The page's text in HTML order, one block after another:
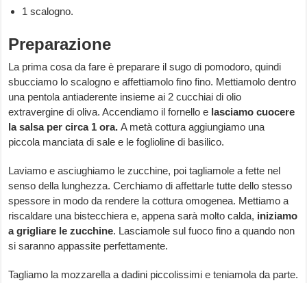
1 scalogno.
Preparazione
La prima cosa da fare è preparare il sugo di pomodoro, quindi
sbucciamo lo scalogno e affettiamolo fino fino. Mettiamolo dentro
una pentola antiaderente insieme ai 2 cucchiai di olio
extravergine di oliva. Accendiamo il fornello e lasciamo cuocere
la salsa per circa 1 ora. A metà cottura aggiungiamo una
piccola manciata di sale e le foglioline di basilico.
Laviamo e asciughiamo le zucchine, poi tagliamole a fette nel
senso della lunghezza. Cerchiamo di affettarle tutte dello stesso
spessore in modo da rendere la cottura omogenea. Mettiamo a
riscaldare una bistecchiera e, appena sarà molto calda, iniziamo
a grigliare le zucchine. Lasciamole sul fuoco fino a quando non
si saranno appassite perfettamente.
Tagliamo la mozzarella a dadini piccolissimi e teniamola da parte.